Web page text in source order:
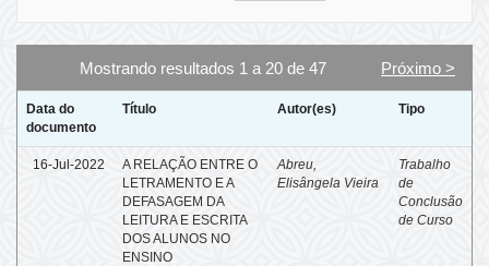
Mostrando resultados 1 a 20 de 47 Próximo >
Data do
documento
Título Autor(es) Tipo
16-Jul-2022
A RELAÇÃO ENTRE O
LETRAMENTO E A
DEFASAGEM DA
LEITURA E ESCRITA
DOS ALUNOS NO
ENSINO
Abreu,
Elisângela Vieira
Trabalho
de
Conclusão
de Curso